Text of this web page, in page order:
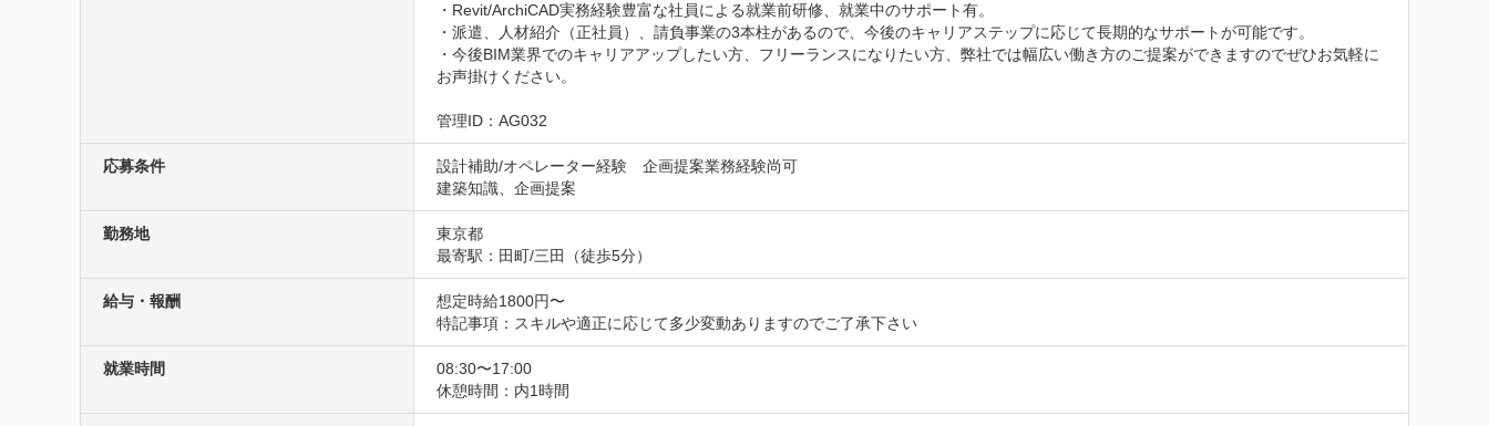
・Revit/ArchiCAD実務経験豊富な社員による就業前研修、就業中のサポート有。
・派遣、人材紹介（正社員）、請負事業の3本柱があるので、今後のキャリアステップに応じて長期的なサポートが可能です。
・今後BIM業界でのキャリアアップしたい方、フリーランスになりたい方、弊社では幅広い働き方のご提案ができますのでぜひお気軽に
お声掛けください。
管理ID：AG032
応募条件
設計補助/オペレーター経験　企画提案業務経験尚可
建築知識、企画提案
勤務地
東京都
最寄駅：田町/三田（徒歩5分）
給与・報酬
想定時給1800円〜
特記事項：スキルや適正に応じて多少変動ありますのでご了承下さい
就業時間
08:30〜17:00
休憩時間：内1時間